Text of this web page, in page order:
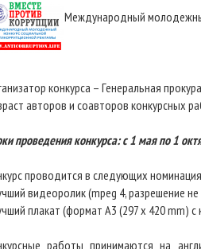
Международный
конкурса – Генеральная
авторов и соавторов конкурсных
проведения конкурса: c 1 мая по 1
проводится в следующих
видеоролик (mpeg 4, разрешение
плакат (формат А3 (297 х 420 mm)
работы принимаются на